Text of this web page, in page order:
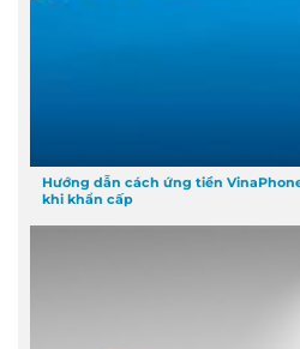
Hướng dẫn cách ứng tiền
khi khẩn cấp